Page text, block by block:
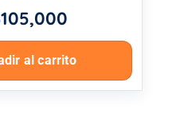
105,000
al carrito